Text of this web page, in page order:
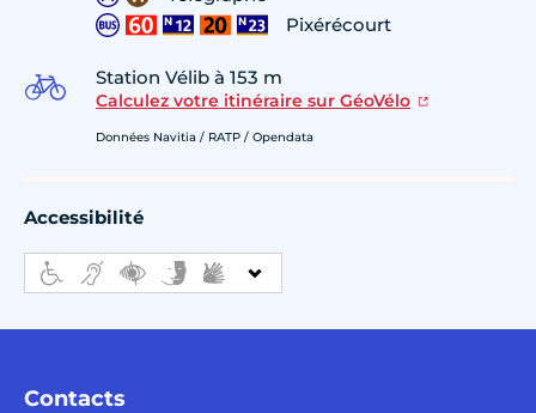
Pixérécourt
Station Vélib à 153 m
Calculez votre itinéraire sur GéoVélo
Données Navitia / RATP / Opendata
Accessibilité
Contacts